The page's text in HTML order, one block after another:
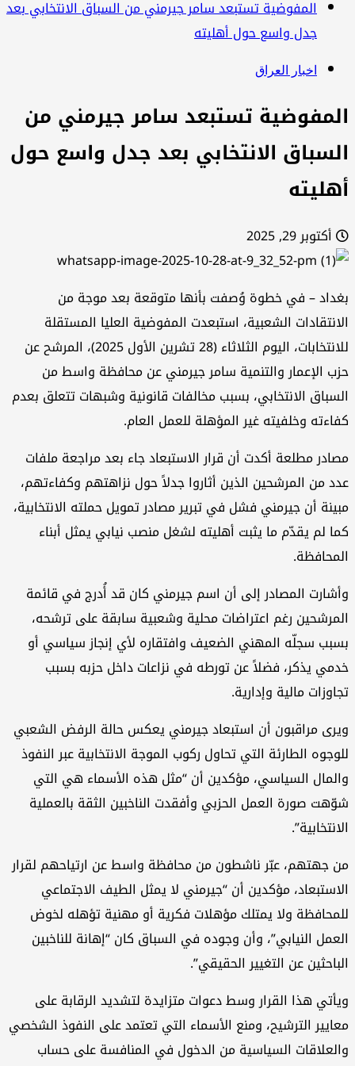
المفوضية تستبعد سامر جيرمني من السباق الانتخابي بعد
جدل واسع حول أهليته
اخبار العراق
تستبعد سامر جيرمني من
الانتخابي بعد جدل واسع حول
أكتوبر 29, 2025
– في خطوة وُصفت بأنها متوقعة بعد موجة من
الشعبية، استبعدت المفوضية العليا المستقلة
للانتخابات، اليوم الثلاثاء (28 تشرين الأول 2025)، المرشح عن
الإعمار والتنمية سامر جيرمني عن محافظة واسط من
الانتخابي، بسبب مخالفات قانونية وشبهات تتعلق بعدم
وخلفيته غير المؤهلة للعمل العام.
مطلعة أكدت أن قرار الاستبعاد جاء بعد مراجعة ملفات
من المرشحين الذين أثاروا جدلاً حول نزاهتهم وكفاءتهم،
أن جيرمني فشل في تبرير مصادر تمويل حملته الانتخابية،
لم يقدّم ما يثبت أهليته لشغل منصب نيابي يمثل أبناء
المصادر إلى أن اسم جيرمني كان قد أُدرج في قائمة
رغم اعتراضات محلية وشعبية سابقة على ترشحه،
سجلّه المهني الضعيف وافتقاره لأي إنجاز سياسي أو
يذكر، فضلاً عن تورطه في نزاعات داخل حزبه بسبب
مالية وإدارية.
مراقبون أن استبعاد جيرمني يعكس حالة الرفض الشعبي
الطارئة التي تحاول ركوب الموجة الانتخابية عبر النفوذ
السياسي، مؤكدين أن “مثل هذه الأسماء هي التي
صورة العمل الحزبي وأفقدت الناخبين الثقة بالعملية
جهتهم، عبّر ناشطون من محافظة واسط عن ارتياحهم لقرار
مؤكدين أن “جيرمني لا يمثل الطيف الاجتماعي
ولا يمتلك مؤهلات فكرية أو مهنية تؤهله لخوض
النيابي”، وأن وجوده في السباق كان “إهانة للناخبين
عن التغيير الحقيقي”.
هذا القرار وسط دعوات متزايدة لتشديد الرقابة على
الترشيح، ومنع الأسماء التي تعتمد على النفوذ الشخصي
السياسية من الدخول في المنافسة على حساب